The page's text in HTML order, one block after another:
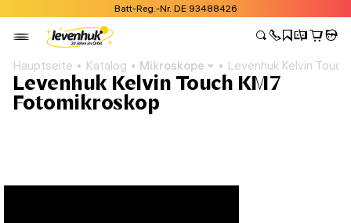
Batt-Reg.-Nr. DE 93488426
Hauptseite Katalog Mikroskope Levenhuk Kelvin
Levenhuk Kelvin Touch KM7
Fotomikroskop